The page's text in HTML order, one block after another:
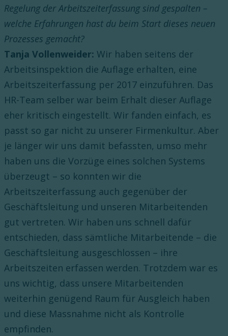
Regelung der Arbeitszeiterfassung sind gespalten –
welche Erfahrungen hast du beim Start dieses neuen
Prozesses gemacht?
Tanja Vollenweider: Wir haben seitens der
Arbeitsinspektion die Auflage erhalten, eine
Arbeitszeiterfassung per 2017 einzuführen. Das
HR-Team selber war beim Erhalt dieser Auflage
eher kritisch eingestellt. Wir fanden einfach, es
passt so gar nicht zu unserer Firmenkultur. Aber
je länger wir uns damit befassten, umso mehr
haben uns die Vorzüge eines solchen Systems
überzeugt – so konnten wir die
Arbeitszeiterfassung auch gegenüber der
Geschäftsleitung und unseren Mitarbeitenden
gut vertreten. Wir haben uns schnell dafür
entschieden, dass sämtliche Mitarbeitende – die
Geschäftsleitung ausgeschlossen – ihre
Arbeitszeiten erfassen werden. Trotzdem war es
uns wichtig, dass unsere Mitarbeitenden
weiterhin genügend Raum für Ausgleich haben
und diese Massnahme nicht als Kontrolle
empfinden.